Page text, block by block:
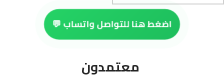
اضغط هنا للتواصل واتساب 💬
معتمدون